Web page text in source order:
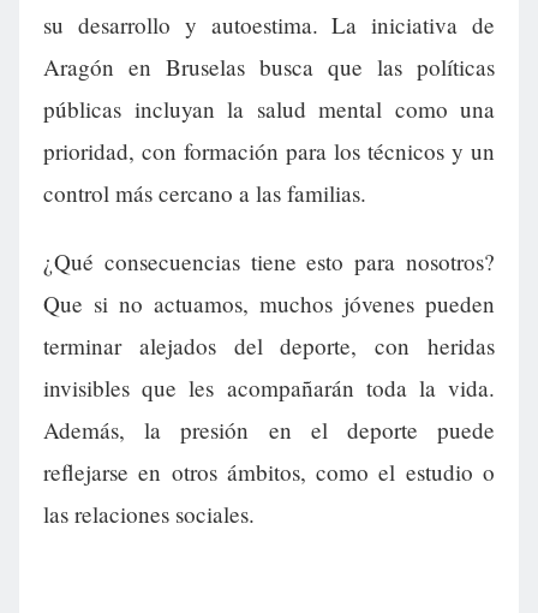
su desarrollo y autoestima. La iniciativa de
Aragón en Bruselas busca que las políticas
públicas incluyan la salud mental como una
prioridad, con formación para los técnicos y un
control más cercano a las familias.
¿Qué consecuencias tiene esto para nosotros?
Que si no actuamos, muchos jóvenes pueden
terminar alejados del deporte, con heridas
invisibles que les acompañarán toda la vida.
Además, la presión en el deporte puede
reflejarse en otros ámbitos, como el estudio o
las relaciones sociales.